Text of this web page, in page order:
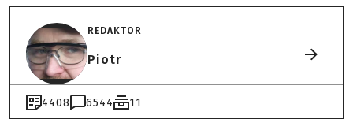
REDAKTOR
Piotr
4408 6544 11